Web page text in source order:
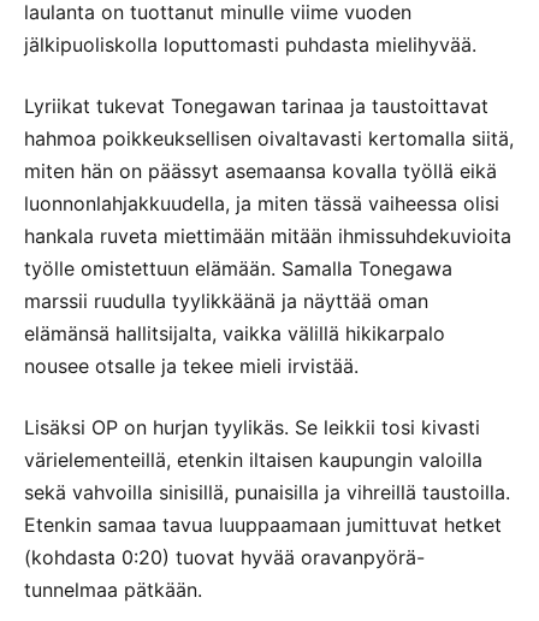
laulanta on tuottanut minulle viime vuoden
jälkipuoliskolla loputtomasti puhdasta mielihyvää.
Lyriikat tukevat Tonegawan tarinaa ja taustoittavat
hahmoa poikkeuksellisen oivaltavasti kertomalla siitä,
miten hän on päässyt asemaansa kovalla työllä eikä
luonnonlahjakkuudella, ja miten tässä vaiheessa olisi
hankala ruveta miettimään mitään ihmissuhdekuvioita
työlle omistettuun elämään. Samalla Tonegawa
marssii ruudulla tyylikkäänä ja näyttää oman
elämänsä hallitsijalta, vaikka välillä hikikarpalo
nousee otsalle ja tekee mieli irvistää.
Lisäksi OP on hurjan tyylikäs. Se leikkii tosi kivasti
värielementeillä, etenkin iltaisen kaupungin valoilla
sekä vahvoilla sinisillä, punaisilla ja vihreillä taustoilla.
Etenkin samaa tavua luuppaamaan jumittuvat hetket
(kohdasta 0:20) tuovat hyvää oravanpyörä-
tunnelmaa pätkään.